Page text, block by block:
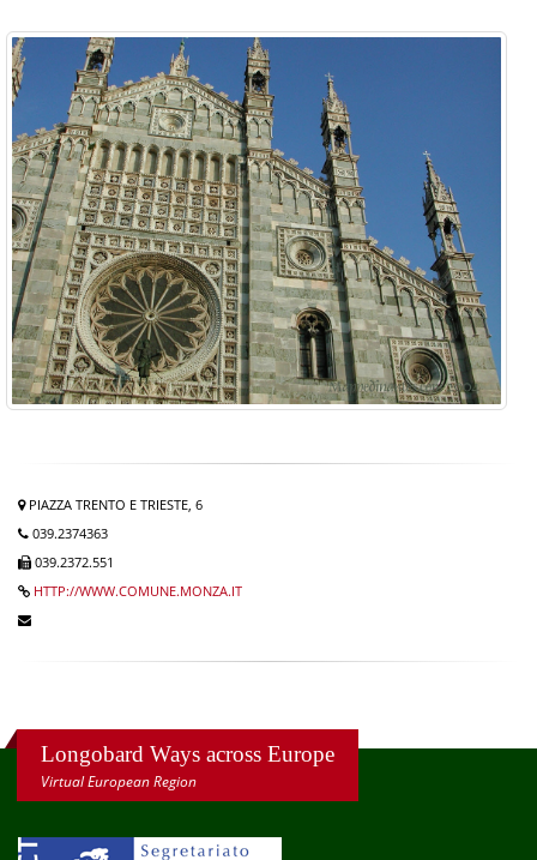
PIAZZA TRENTO E TRIESTE, 6
039.2374363
039.2372.551
HTTP://WWW.COMUNE.MONZA.IT
Longobard Ways across Europe
Virtual European Region